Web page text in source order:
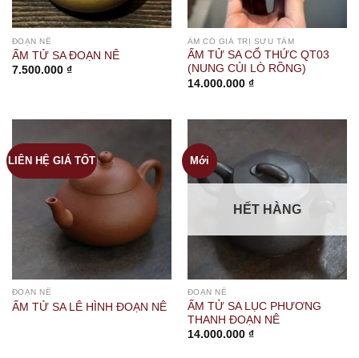
ĐOẠN NÊ
ẤM TỬ SA ĐOẠN NÊ
7.500.000 ₫
ẤM CÓ GIÁ TRỊ SƯU TẦM
ẤM TỬ SA CỔ THỨC QT03
(NUNG CỦI LÒ RỒNG)
14.000.000 ₫
LIÊN HỆ GIÁ TỐT
ĐOẠN NÊ
ẤM TỬ SA LÊ HÌNH ĐOẠN NÊ
Mới
HẾT HÀNG
ĐOẠN NÊ
ẤM TỬ SA LỤC PHƯƠNG
THANH ĐOẠN NÊ
14.000.000 ₫